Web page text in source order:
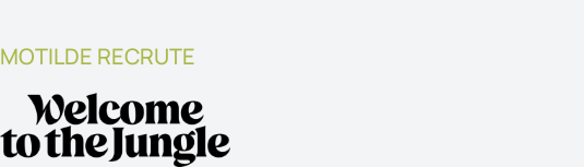
MOTILDE RECRUTE